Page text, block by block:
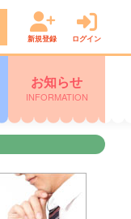
23:45 すぽると！
新規登録 ログイン
お知らせ
INFORMATION